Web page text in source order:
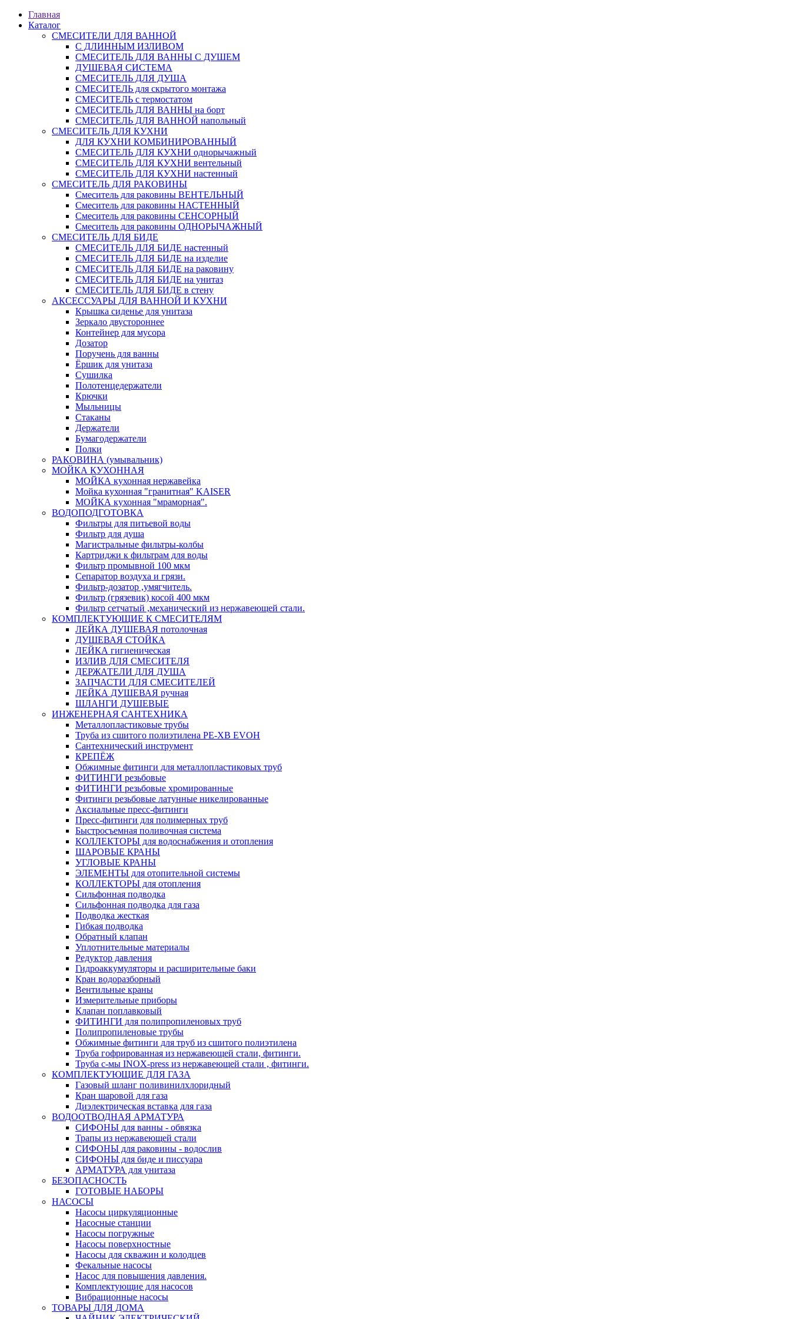
Главная
Каталог
СМЕСИТЕЛИ ДЛЯ ВАННОЙ
С ДЛИННЫМ ИЗЛИВОМ
СМЕСИТЕЛЬ ДЛЯ ВАННЫ С ДУШЕМ
ДУШЕВАЯ СИСТЕМА
СМЕСИТЕЛЬ ДЛЯ ДУША
СМЕСИТЕЛЬ для скрытого монтажа
СМЕСИТЕЛЬ с термостатом
СМЕСИТЕЛЬ ДЛЯ ВАННЫ на борт
СМЕСИТЕЛЬ ДЛЯ ВАННОЙ напольный
СМЕСИТЕЛЬ ДЛЯ КУХНИ
ДЛЯ КУХНИ КОМБИНИРОВАННЫЙ
СМЕСИТЕЛЬ ДЛЯ КУХНИ однорычажный
СМЕСИТЕЛЬ ДЛЯ КУХНИ вентельный
СМЕСИТЕЛЬ ДЛЯ КУХНИ настенный
СМЕСИТЕЛЬ ДЛЯ РАКОВИНЫ
Смеситель для раковины ВЕНТЕЛЬНЫЙ
Смеситель для раковины НАСТЕННЫЙ
Смеситель для раковины СЕНСОРНЫЙ
Смеситель для раковины ОДНОРЫЧАЖНЫЙ
СМЕСИТЕЛЬ ДЛЯ БИДЕ
СМЕСИТЕЛЬ ДЛЯ БИДЕ настенный
СМЕСИТЕЛЬ ДЛЯ БИДЕ на изделие
СМЕСИТЕЛЬ ДЛЯ БИДЕ на раковину
СМЕСИТЕЛЬ ДЛЯ БИДЕ на унитаз
СМЕСИТЕЛЬ ДЛЯ БИДЕ в стену
АКСЕССУАРЫ ДЛЯ ВАННОЙ И КУХНИ
Крышка сиденье для унитаза
Зеркало двустороннее
Контейнер для мусора
Дозатор
Поручень для ванны
Ёршик для унитаза
Сушилка
Полотенцедержатели
Крючки
Мыльницы
Стаканы
Держатели
Бумагодержатели
Полки
РАКОВИНА (умывальник)
МОЙКА КУХОННАЯ
МОЙКА кухонная нержавейка
Мойка кухонная "гранитная" KAISER
МОЙКА кухонная "мраморная".
ВОДОПОДГОТОВКА
Фильтры для питьевой воды
Фильтр для душа
Магистральные фильтры-колбы
Картриджи к фильтрам для воды
Фильтр промывной 100 мкм
Сепаратор воздуха и грязи.
Фильтр-дозатор ,умягчитель.
Фильтр (грязевик) косой 400 мкм
Фильтр сетчатый ,механический из нержавеющей стали.
КОМПЛЕКТУЮЩИЕ К СМЕСИТЕЛЯМ
ЛЕЙКА ДУШЕВАЯ потолочная
ДУШЕВАЯ СТОЙКА
ЛЕЙКА гигиеническая
ИЗЛИВ ДЛЯ СМЕСИТЕЛЯ
ДЕРЖАТЕЛИ ДЛЯ ДУША
ЗАПЧАСТИ ДЛЯ СМЕСИТЕЛЕЙ
ЛЕЙКА ДУШЕВАЯ ручная
ШЛАНГИ ДУШЕВЫЕ
ИНЖЕНЕРНАЯ САНТЕХНИКА
Металлопластиковые трубы
Труба из сшитого полиэтилена PE-XB EVOH
Сантехнический инструмент
КРЕПЁЖ
Обжимные фитинги для металлопластиковых труб
ФИТИНГИ резьбовые
ФИТИНГИ резьбовые хромированные
Фитинги резьбовые латунные никелированные
Аксиальные пресс-фитинги
Пресс-фитинги для полимерных труб
Быстросъемная поливочная система
КОЛЛЕКТОРЫ для водоснабжения и отопления
ШАРОВЫЕ КРАНЫ
УГЛОВЫЕ КРАНЫ
ЭЛЕМЕНТЫ для отопительной системы
КОЛЛЕКТОРЫ для отопления
Сильфонная подводка
Cильфонная подводка для газа
Подводка жесткая
Гибкая подводка
Обратный клапан
Уплотнительные материалы
Редуктор давления
Гидроаккумуляторы и расширительные баки
Кран водоразборный
Вентильные краны
Измерительные приборы
Клапан поплавковый
ФИТИНГИ для полипропиленовых труб
Полипропиленовые трубы
Обжимные фитинги для труб из сшитого полиэтилена
Труба гофрированная из нержавеющей стали, фитинги.
Труба с-мы INOX-press из нержавеющей стали , фитинги.
КОМПЛЕКТУЮЩИЕ ДЛЯ ГАЗА
Газовый шланг поливинилхлоридный
Кран шаровой для газа
Диэлектрическая вставка для газа
ВОДООТВОДНАЯ АРМАТУРА
СИФОНЫ для ванны - обвязка
Трапы из нержавеющей стали
СИФОНЫ для раковины - водослив
СИФОНЫ для биде и писсуара
АРМАТУРА для унитаза
БЕЗОПАСНОСТЬ
ГОТОВЫЕ НАБОРЫ
НАСОСЫ
Насосы циркуляционные
Насосные станции
Насосы погружные
Насосы поверхностные
Насосы для скважин и колодцев
Фекальные насосы
Насос для повышения давления.
Комплектующие для насосов
Вибрационные насосы
ТОВАРЫ ДЛЯ ДОМА